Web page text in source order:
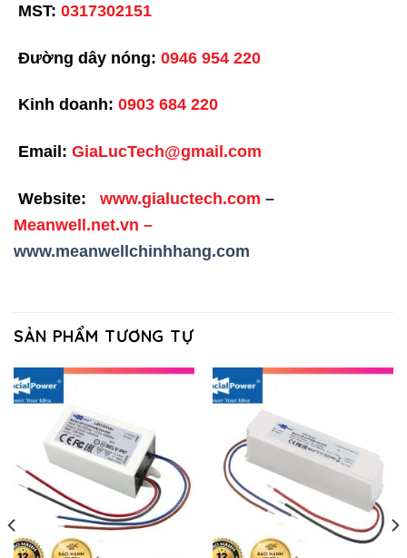
MST: 0317302151
Đường dây nóng: 0946 954 220
Kinh doanh: 0903 684 220
Email: GiaLucTech@gmail.com
Website: www.gialuctech.com –
Meanwell.net.vn –
www.meanwellchinhhang.com
SẢN PHẨM TƯƠNG TỰ